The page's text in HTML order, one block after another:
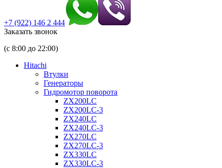
+7 (922) 146 2 444
Заказать звонок
(с 8:00 до 22:00)
Hitachi
Втулки
Генераторы
Гидромотор поворота
ZX200LC
ZX200LC-3
ZX240LC
ZX240LC-3
ZX270LC
ZX270LC-3
ZX330LC
ZX330LC-3